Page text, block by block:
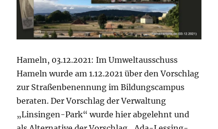
Hameln, 03.12.2021: Im Umweltausschuss
Hameln wurde am 1.12.2021 über den Vorschlag
zur Straßenbenennung im Bildungscampus
beraten. Der Vorschlag der Verwaltung
„Linsingen-Park“ wurde hier abgelehnt und